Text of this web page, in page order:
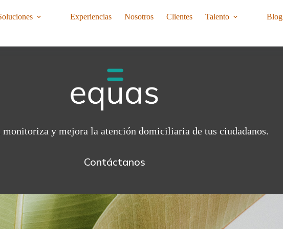
Experiencias Nosotros Clientes Talento Blog
monitoriza y mejora la atención domiciliaria de tus ciudadanos.
Contáctanos